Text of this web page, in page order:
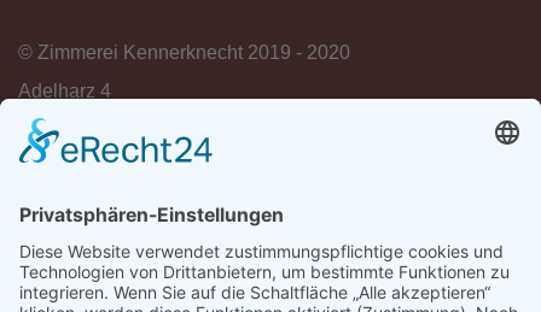
© Zimmerei Kennerknecht 2019 - 2020
Adelharz 4
87509 Immenstadt-Adelharz
Tel.: 08323 8548
Fax: 08323 987754
E-Mail:info@zimmerei-kennerknecht.de